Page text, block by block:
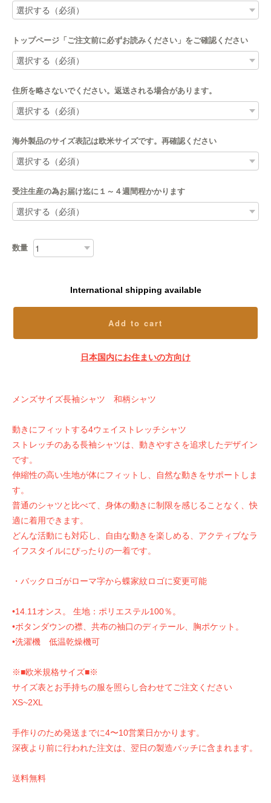
トップページ「ご注文前に必ずお読みください」をご確認ください
住所を略さないでください。返送される場合があります。
海外製品のサイズ表記は欧米サイズです。再確認ください
受注生産の為お届け迄に１～４週間程かかります
数量
International shipping available
Add to cart
日本国内にお住まいの方向け
メンズサイズ長袖シャツ 和柄シャツ
動きにフィットする4ウェイストレッチシャツ
ストレッチのある長袖シャツは、動きやすさを追求したデザイン
です。
伸縮性の高い生地が体にフィットし、自然な動きをサポートしま
す。
普通のシャツと比べて、身体の動きに制限を感じることなく、快
適に着用できます。
どんな活動にも対応し、自由な動きを楽しめる、アクティブなラ
イフスタイルにぴったりの一着です。
・バックロゴがローマ字から蝶家紋ロゴに変更可能
•14.11オンス。 生地：ポリエステル100％。
•ボタンダウンの襟、共布の袖口のディテール、胸ポケット。
•洗濯機 低温乾燥機可
※■欧米規格サイズ■※
サイズ表とお手持ちの服を照らし合わせてご注文ください
XS~2XL
手作りのため発送までに4〜10営業日かかります。
深夜より前に行われた注文は、翌日の製造バッチに含まれます。
送料無料